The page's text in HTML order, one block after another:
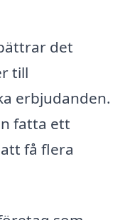
det
till
erbjudanden.
fatta ett
få flera